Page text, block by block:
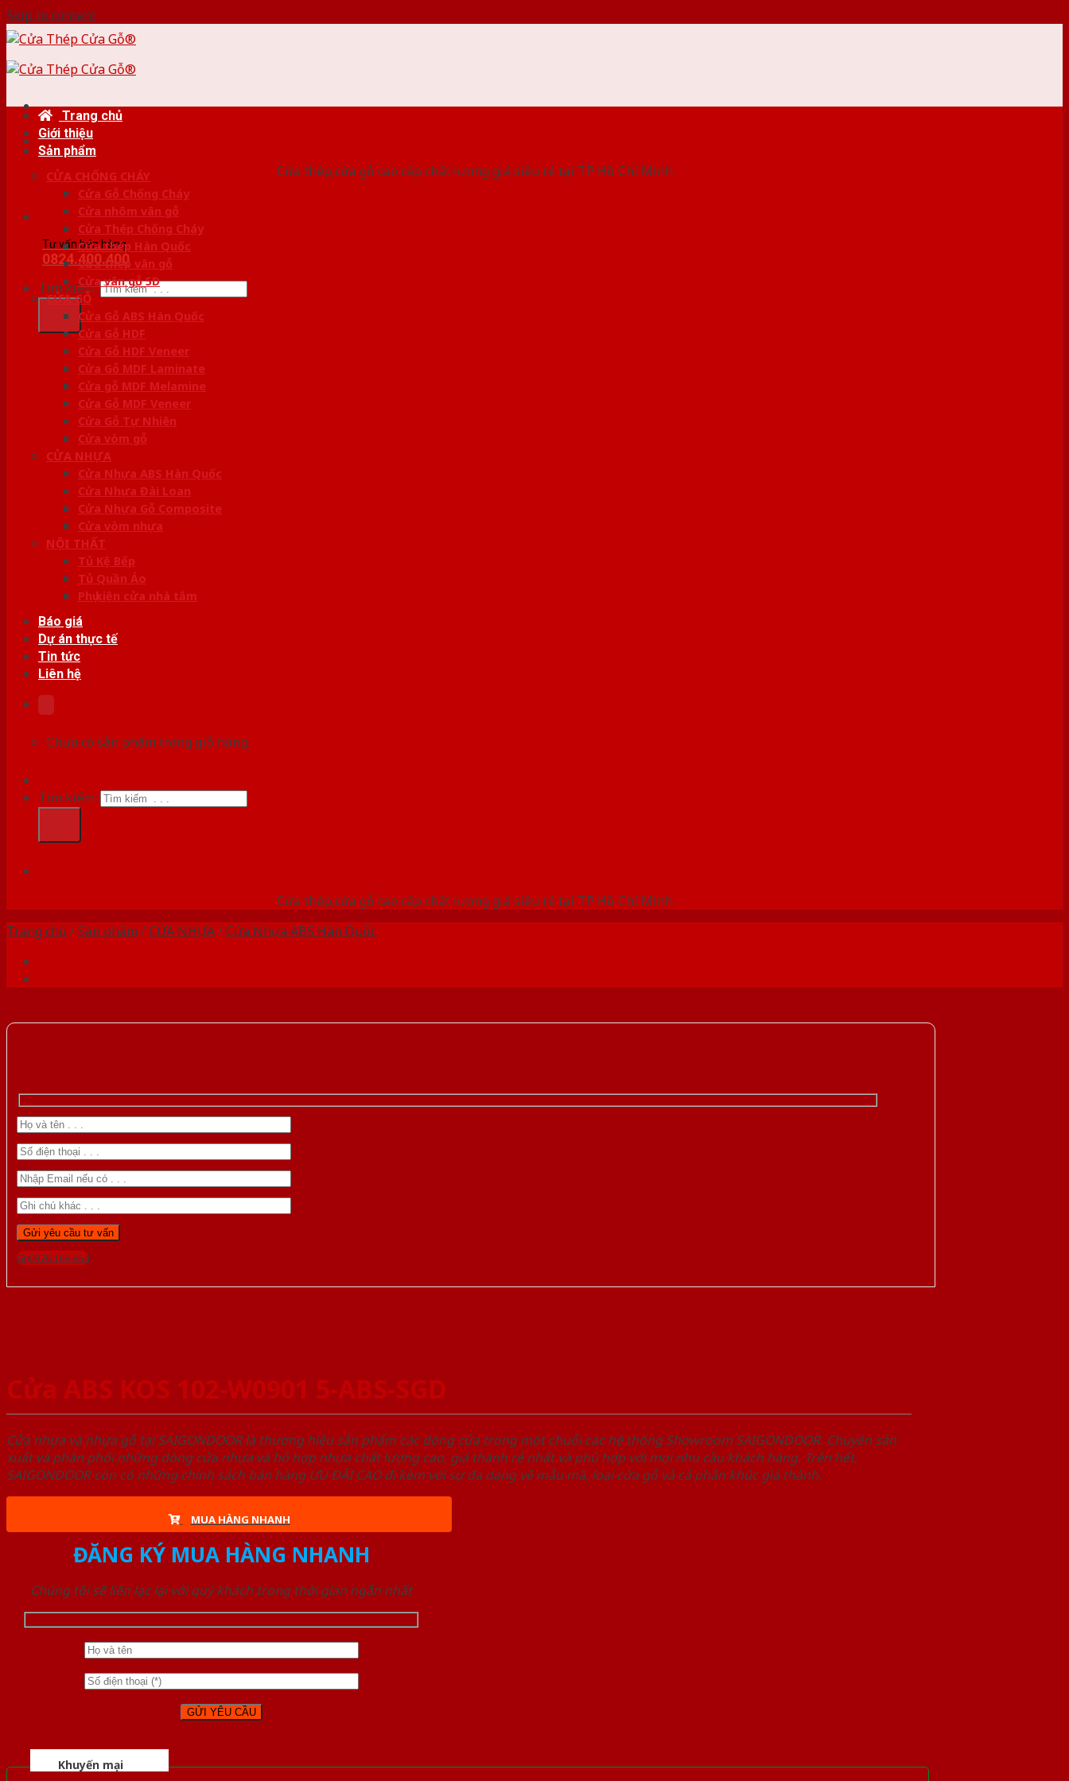
Skip to content
Cửa thép,cửa gỗ cao cấp chất lượng giá siêu rẻ tại TP Hồ Chí Minh
Tư vấn bán hàng
0824.400.400
Tìm kiếm:
Trang chủ
Giới thiệu
Sản phẩm
CỬA CHỐNG CHÁY
Cửa Gỗ Chống Cháy
Cửa nhôm vân gỗ
Cửa Thép Chống Cháy
Cửa thép Hàn Quốc
Cửa thép vân gỗ
Cửa vân gỗ 5D
CỬA GỖ
Cửa Gỗ ABS Hàn Quốc
Cửa Gỗ HDF
Cửa Gỗ HDF Veneer
Cửa Gỗ MDF Laminate
Cửa gỗ MDF Melamine
Cửa Gỗ MDF Veneer
Cửa Gỗ Tự Nhiên
Cửa vòm gỗ
CỬA NHỰA
Cửa Nhựa ABS Hàn Quốc
Cửa Nhựa Đài Loan
Cửa Nhựa Gỗ Composite
Cửa vòm nhựa
NỘI THẤT
Tủ Kệ Bếp
Tủ Quần Áo
Phụ kiện cửa nhà tắm
Báo giá
Dự án thực tế
Tin tức
Liên hệ
Chưa có sản phẩm trong giỏ hàng.
Tìm kiếm:
Cửa thép,cửa gỗ cao cấp chất lượng giá siêu rẻ tại TP Hồ Chí Minh
Trang chủ /Sản phẩm /CỬA NHỰA/Cửa Nhựa ABS Hàn Quốc
Gọi 0976.169.864
Cửa ABS KOS 102-W0901 5-ABS-SGD
Cửa nhựa và nhựa gỗ tại SAIGONDOOR là thương hiệu sản phẩm các dòng cửa trong một chuỗi các hệ thống Showroom SAIGONDOOR. Chuyên sản
xuất và phân phối những dòng cửa nhựa và hỗ hợp nhựa chất lượng cao, giá thành rẻ nhất và phù hợp với mọi nhu cầu khách hàng. Trên hết,
SAIGONDOOR còn có những chính sách bán hàng ƯU ĐÃI CAO đi kèm với sự đa dạng về mẫu mã, loại cửa gỗ và cả phân khúc giá thành.
MUA HÀNG NHANH
ĐĂNG KÝ MUA HÀNG NHANH
Chúng tôi sẽ liên lạc lại với quý khách trong thời gian ngắn nhất
Khuyến mại